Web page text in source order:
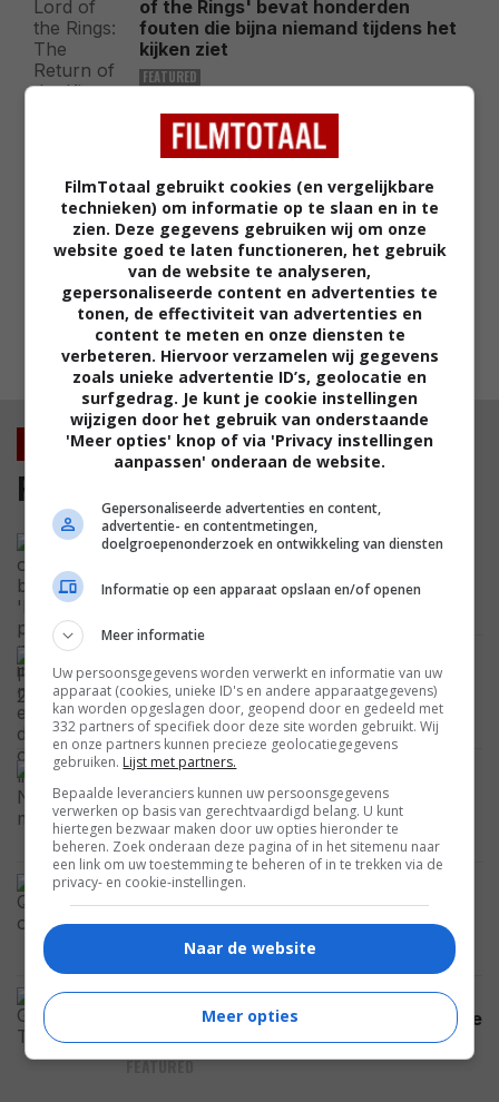
of the Rings' bevat honderden
fouten die bijna niemand tijdens het
kijken ziet
FEATURED
Leonardo DiCaprio noemt de grote
filmrol die hij 30 jaar later nog altijd
betreurt
FEATURED
Deze peperdure actiefilm was 3 jaar
geleden een van de grootste flops
aan de bioscoopkassa's
FEATURED
MEEST GELEZEN
Nieuws
Film
Film over bizarre 'Labubu'-poppen nog
onthullen link met Noorse mythologie
een 'Star Wars'-film te maken, maar hij
maakt er nu een eigen scifi-film van
NIEUWS
Dwayne Johnson over het keihard
floppen van 'Vaiana': "Zo gaat dat nu
eenmaal soms"
NIEUWS
Voormalige 007-acteur Roger Moore
noemde deze James Bond-film een
lange, onsamenhangende reclamefilm
FEATURED
Emily Blunt verloor Black Widow
doordat ze verplicht was om een andere
film te maken
FEATURED
FilmTotaal gebruikt cookies (en vergelijkbare
technieken) om informatie op te slaan en in te
zien. Deze gegevens gebruiken wij om onze
website goed te laten functioneren, het gebruik
van de website te analyseren,
gepersonaliseerde content en advertenties te
tonen, de effectiviteit van advertenties en
content te meten en onze diensten te
verbeteren. Hiervoor verzamelen wij gegevens
zoals unieke advertentie ID’s, geolocatie en
surfgedrag. Je kunt je cookie instellingen
wijzigen door het gebruik van onderstaande
'Meer opties' knop of via 'Privacy instellingen
aanpassen' onderaan de website.
Gepersonaliseerde advertenties en content,
advertentie- en contentmetingen,
doelgroepenonderzoek en ontwikkeling van diensten
Informatie op een apparaat opslaan en/of openen
Meer informatie
Uw persoonsgegevens worden verwerkt en informatie van uw
apparaat (cookies, unieke ID's en andere apparaatgegevens)
kan worden opgeslagen door, geopend door en gedeeld met
332 partners of specifiek door deze site worden gebruikt. Wij
en onze partners kunnen precieze geolocatiegegevens
gebruiken. Lijst met partners.
Bepaalde leveranciers kunnen uw persoonsgegevens
verwerken op basis van gerechtvaardigd belang. U kunt
hiertegen bezwaar maken door uw opties hieronder te
beheren. Zoek onderaan deze pagina of in het sitemenu naar
een link om uw toestemming te beheren of in te trekken via de
privacy- en cookie-instellingen.
Naar de website
Meer opties